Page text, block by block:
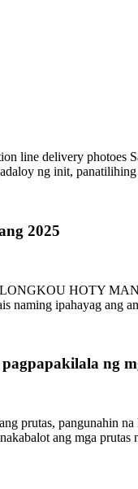
line delivery photoes
ng init,
2025
HOTY
naming ipahayag ang
ng
prutas, pangunahin
ang mga prutas